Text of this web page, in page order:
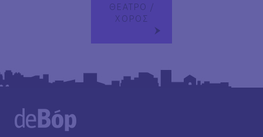
ΘΕΑΤΡΟ /
ΧΟΡΟΣ